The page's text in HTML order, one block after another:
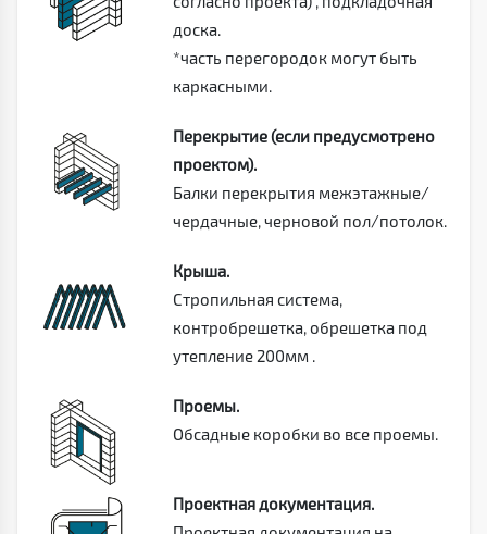
доска.
*часть перегородок могут быть
каркасными.
Перекрытие (если предусмотрено
проектом).
Балки перекрытия межэтажные/
чердачные, черновой пол/потолок.
Крыша.
Стропильная система,
контробрешетка, обрешетка под
утепление 200мм .
Проемы.
Обсадные коробки во все проемы.
Проектная документация.